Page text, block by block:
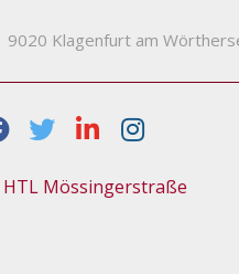
9020 Klagenfurt am
HTL Mössingerstraße